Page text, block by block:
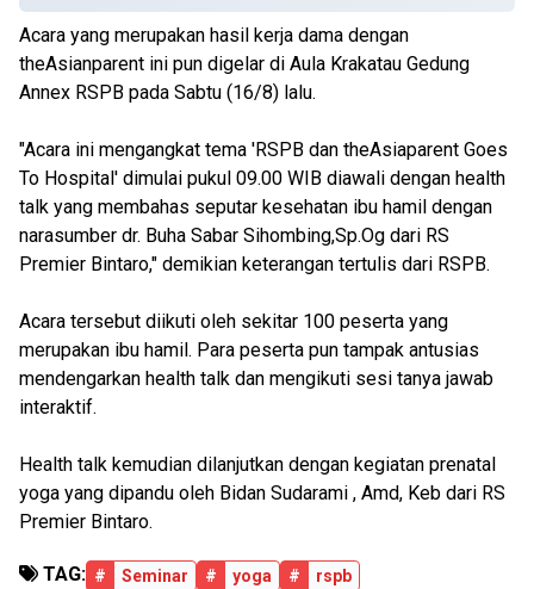
Acara yang merupakan hasil kerja dama dengan
theAsianparent ini pun digelar di Aula Krakatau Gedung
Annex RSPB pada Sabtu (16/8) lalu.
"Acara ini mengangkat tema 'RSPB dan theAsiaparent Goes
To Hospital' dimulai pukul 09.00 WIB diawali dengan health
talk yang membahas seputar kesehatan ibu hamil dengan
narasumber dr. Buha Sabar Sihombing,Sp.Og dari RS
Premier Bintaro," demikian keterangan tertulis dari RSPB.
Acara tersebut diikuti oleh sekitar 100 peserta yang
merupakan ibu hamil. Para peserta pun tampak antusias
mendengarkan health talk dan mengikuti sesi tanya jawab
interaktif.
Health talk kemudian dilanjutkan dengan kegiatan prenatal
yoga yang dipandu oleh Bidan Sudarami , Amd, Keb dari RS
Premier Bintaro.
TAG: # Seminar # yoga # rspb